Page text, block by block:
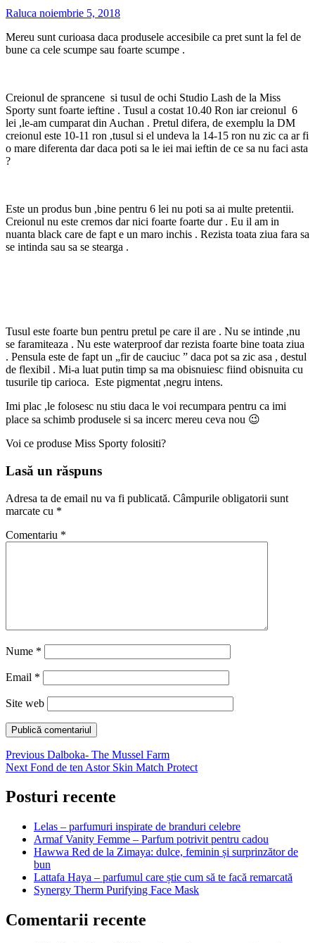
Raluca noiembrie 5, 2018
Mereu sunt curioasa daca produsele accesibile ca pret sunt la fel de
bune ca cele scumpe sau foarte scumpe .
Creionul de sprancene si tusul de ochi Studio Lash de la Miss
Sporty sunt foarte ieftine . Tusul a costat 10.40 Ron iar creionul 6
lei ,le-am cumparat din Auchan . Pretul difera, de exemplu la DM
creionul este 10-11 ron ,tusul si el undeva la 14-15 ron nu zic ca ar fi
o mare diferenta dar daca poti sa le iei mai ieftin de ce sa nu faci asta
?
Este un produs bun ,bine pentru 6 lei nu poti sa ai multe pretentii.
Creionul nu este cremos dar nici foarte foarte dur . Eu il am in
nuanta black care de fapt e un maro inchis . Rezista toata ziua fara sa
se intinda sau sa se stearga .
Tusul este foarte bun pentru pretul pe care il are . Nu se intinde ,nu
se faramiteaza . Nu este waterproof dar rezista foarte bine toata ziua
. Pensula este de fapt un „fir de cauciuc ” daca pot sa zic asa , destul
de flexibil . Mi-a luat putin timp sa ma obisnuiesc fiind obisnuita cu
tusurile tip carioca. Este pigmentat ,negru intens.
Imi plac ,le folosesc nu stiu daca le voi recumpara pentru ca imi
place sa schimb produsele si sa incerc mereu ceva nou 😉
Voi ce produse Miss Sporty folositi?
Lasă un răspuns
Adresa ta de email nu va fi publicată. Câmpurile obligatorii sunt
marcate cu *
Comentariu *
Nume *
Email *
Site web
Navigare
în
articole
Previous Previous
post:
Dalboka- The Mussel Farm
Next Next
Fond de ten Astor Skin Match Protect
Posturi recente
Lelas – parfumuri inspirate de branduri celebre
Armaf Vanity Femme – Parfum potrivit pentru cadou
Hawwa Red de la Zimaya: dulce, feminin și surprinzător de
bun
Lattafa Haya – parfumul care știe cum să te facă remarcată
Synergy Therm Purifying Face Mask
Comentarii recente